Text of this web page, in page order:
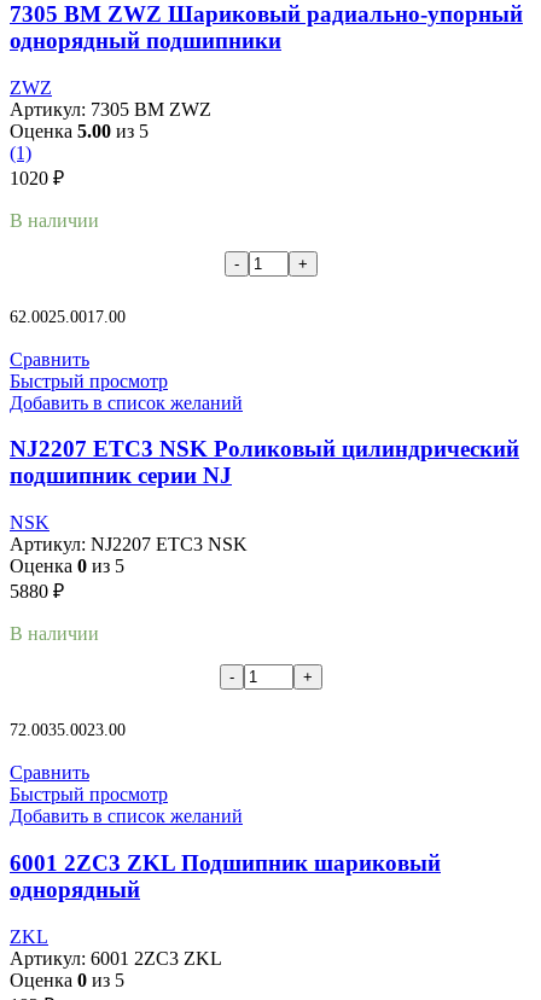
7305 BM ZWZ Шариковый радиально-упорный
однорядный подшипники
ZWZ
Артикул: 7305 BM ZWZ
Оценка 5.00 из 5
(1)
1020 ₽
В наличии
62.0025.0017.00
Сравнить
Быстрый просмотр
Добавить в список желаний
NJ2207 ETC3 NSK Роликовый цилиндрический
подшипник серии NJ
NSK
Артикул: NJ2207 ETC3 NSK
Оценка 0 из 5
5880 ₽
В наличии
72.0035.0023.00
Сравнить
Быстрый просмотр
Добавить в список желаний
6001 2ZC3 ZKL Подшипник шариковый
однорядный
ZKL
Артикул: 6001 2ZC3 ZKL
Оценка 0 из 5